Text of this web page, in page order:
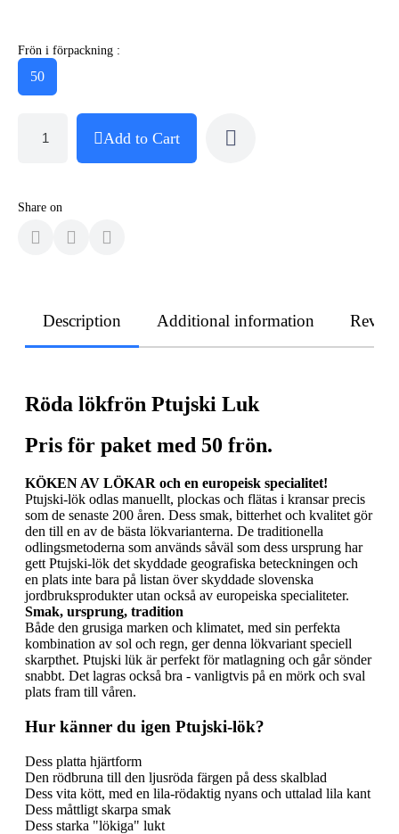
Frön i förpackning :
50
Add to Cart
Share on
Description Additional information
Röda lökfrön Ptujski Luk
Pris för paket med 50 frön.
KÖKEN AV LÖKAR och en europeisk specialitet!
Ptujski-lök odlas manuellt, plockas och flätas i kransar precis
som de senaste 200 åren. Dess smak, bitterhet och kvalitet gör
den till en av de bästa lökvarianterna. De traditionella
odlingsmetoderna som används såväl som dess ursprung har
gett Ptujski-lök det skyddade geografiska beteckningen och
en plats inte bara på listan över skyddade slovenska
jordbruksprodukter utan också av europeiska specialiteter.
Smak, ursprung, tradition
Både den grusiga marken och klimatet, med sin perfekta
kombination av sol och regn, ger denna lökvariant speciell
skarpthet. Ptujski lük är perfekt för matlagning och går sönder
snabbt. Det lagras också bra - vanligtvis på en mörk och sval
plats fram till våren.
Hur känner du igen Ptujski-lök?
Dess platta hjärtform
Den rödbruna till den ljusröda färgen på dess skalblad
Dess vita kött, med en lila-rödaktig nyans och uttalad lila kant
Dess måttligt skarpa smak
Dess starka "lökiga" lukt